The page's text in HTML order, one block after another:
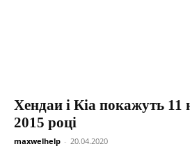
Хендаи і Кіа покажуть 11
2015 році
maxwelhelp - 20.04.2020